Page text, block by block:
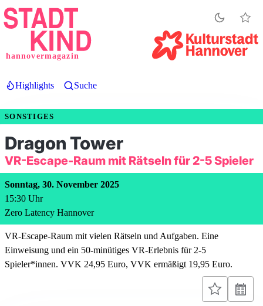
Direkt
zum
hannovermagazin
Highlights Suche
SONSTIGES
Dragon Tower
VR-Escape-Raum mit Rätseln für 2-5 Spieler
Sonntag, 30. November 2025
15:30 Uhr
Zero Latency Hannover
VR-Escape-Raum mit vielen Rätseln und Aufgaben. Eine
Einweisung und ein 50-minütiges VR-Erlebnis für 2-5
Spieler*innen. VVK 24,95 Euro, VVK ermäßigt 19,95 Euro.